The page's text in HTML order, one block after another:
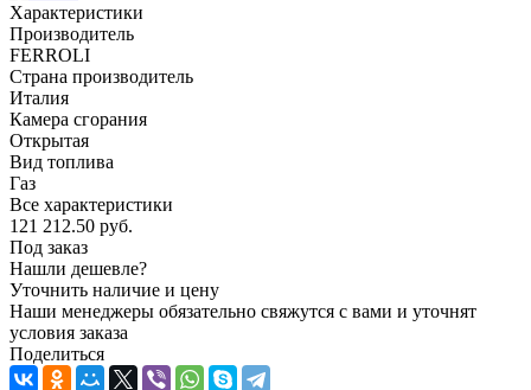
Характеристики
Производитель
FERROLI
Страна производитель
Италия
Камера сгорания
Открытая
Вид топлива
Газ
Все характеристики
121 212.50 руб.
Под заказ
Нашли дешевле?
Уточнить наличие и цену
Наши менеджеры обязательно свяжутся с вами и уточнят
условия заказа
Поделиться